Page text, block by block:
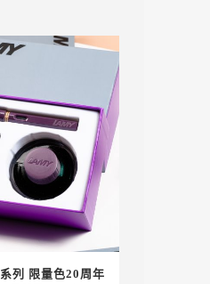
列 限量色20周年